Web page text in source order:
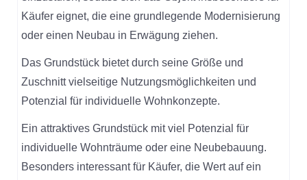
Käufer eignet, die eine grundlegende Modernisierung
oder einen Neubau in Erwägung ziehen.
Das Grundstück bietet durch seine Größe und
Zuschnitt vielseitige Nutzungsmöglichkeiten und
Potenzial für individuelle Wohnkonzepte.
Ein attraktives Grundstück mit viel Potenzial für
individuelle Wohnträume oder eine Neubebauung.
Besonders interessant für Käufer, die Wert auf ein